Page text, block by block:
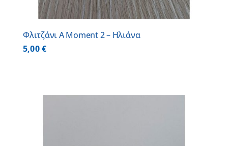
Φλιτζάνι A Moment 2 – Ηλιάνα
5,00€